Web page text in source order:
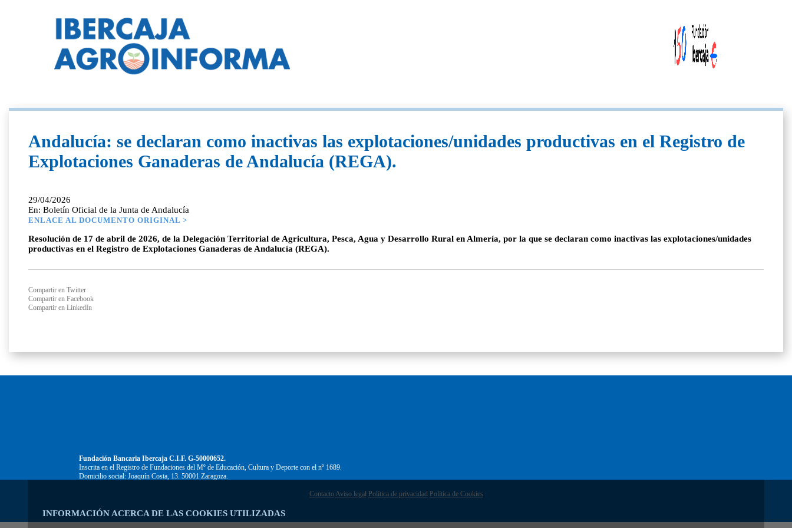
INFORMACIÓN ACERCA DE LAS COOKIES UTILIZADAS
Andalucía: se declaran como inactivas las explotaciones/unidades productivas en el Registro de
Explotaciones Ganaderas de Andalucía (REGA).
29/04/2026
En: Boletín Oficial de la Junta de Andalucía
ENLACE AL DOCUMENTO ORIGINAL >
Resolución de 17 de abril de 2026, de la Delegación Territorial de Agricultura, Pesca, Agua y Desarrollo Rural en Almería, por la que se declaran como inactivas las explotaciones/unidades
productivas en el Registro de Explotaciones Ganaderas de Andalucía (REGA).
Compartir en Twitter
Compartir en Facebook
Compartir en LinkedIn
Fundación Bancaria Ibercaja C.I.F. G-50000652.
Inscrita en el Registro de Fundaciones del Mº de Educación, Cultura y Deporte con el nº 1689.
Domicilio social: Joaquín Costa, 13. 50001 Zaragoza.
Contacto Aviso legal Política de privacidad Política de Cookies